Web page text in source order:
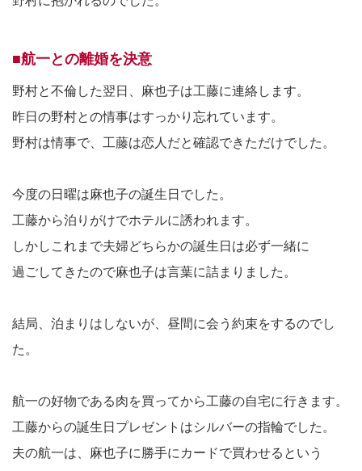
■航一との離婚を決意
野村と不倫した翌日、麻也子は工藤に連絡します。
昨日の野村との情事はすっかり忘れています。
野村は情事で、工藤は恋人だと確認できただけでした。
今度の日曜は麻也子の誕生日でした。
工藤から泊りがけでホテルに誘われます。
しかしこれまで夫婦どちらかの誕生日は必ず一緒に
過ごしてきたので麻也子は言葉に詰まりました。
結局、泊まりはしないが、昼間に会う約束をするのでし
た。
航一の好物である肉を買ってから工藤の自宅に行きます。
工藤からの誕生日プレゼントはシルバーの指輪でした。
夫の航一は、麻也子に勝手にカードで買わせるという